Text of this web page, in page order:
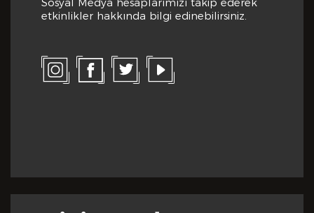
etkinlikler hakkında bilgi edinebilirsiniz.